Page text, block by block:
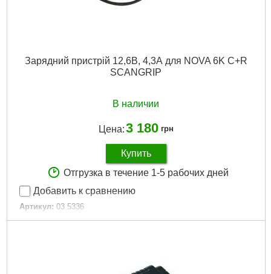
Зарядний пристрій 12,6В, 4,3А для NOVA 6K C+R
SCANGRIP
В наличии
Цена:3 180 грн
Купить
Отгрузка в течение 1-5 рабочих дней
Добавить к сравнению
Артикул: 03.5336
Код товара: 30.96.12